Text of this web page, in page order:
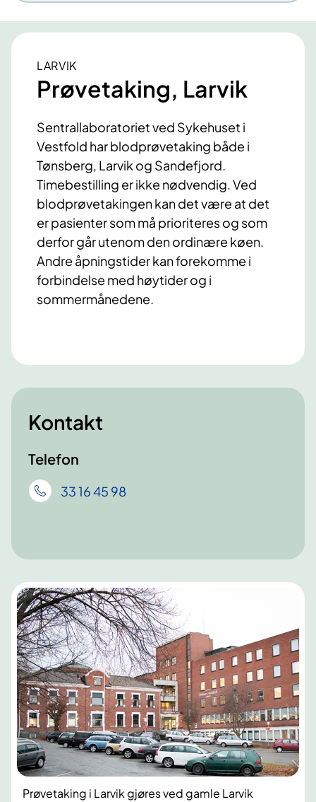
LARVIK
Prøvetaking, Larvik
Sentrallaboratoriet ved Sykehuset i
Vestfold har blodprøvetaking både i
Tønsberg, Larvik og Sandefjord.
Timebestilling er ikke nødvendig. Ved
blodprøvetakingen kan det være at det
er pasienter som må prioriteres og som
derfor går utenom den ordinære køen.
Andre åpningstider kan forekomme i
forbindelse med høytider og i
sommermånedene.
Kontakt
Telefon
33 16 45 98
Prøvetaking i Larvik gjøres ved gamle Larvik